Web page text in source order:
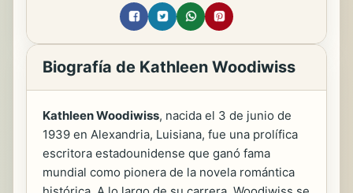
Biografía de Kathleen Woodiwiss
Kathleen Woodiwiss, nacida el 3 de junio de
1939 en Alexandria, Luisiana, fue una prolífica
escritora estadounidense que ganó fama
mundial como pionera de la novela romántica